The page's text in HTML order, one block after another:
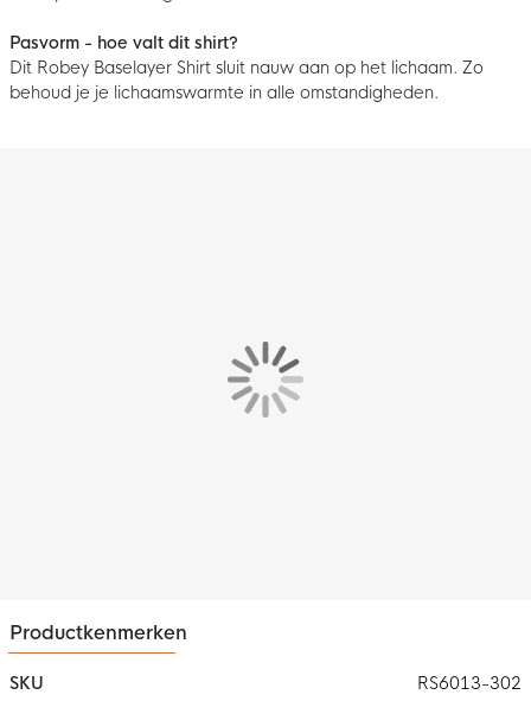
Pasvorm - hoe valt dit shirt?
Dit Robey Baselayer Shirt sluit nauw aan op het lichaam. Zo
behoud je je lichaamswarmte in alle omstandigheden.
Productkenmerken
SKU
RS6013-302